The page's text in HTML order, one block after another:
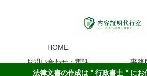
HOME
お問い合わせ・電話
事務
法律文書の作成は＂行政書士＂にお